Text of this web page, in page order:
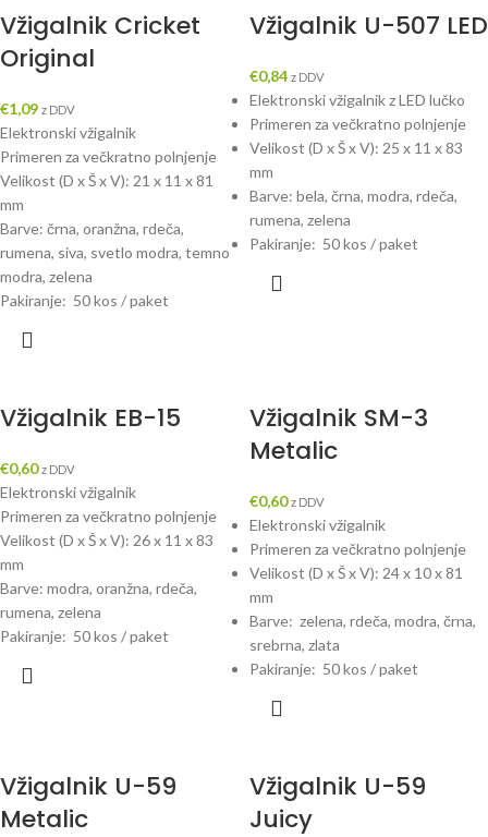
Vžigalnik Cricket
Original
€1,09 z DDV
Elektronski vžigalnik
Primeren za večkratno polnjenje
Velikost (D x Š x V): 21 x 11 x 81
mm
Barve: črna, oranžna, rdeča,
rumena, siva, svetlo modra, temno
modra, zelena
Pakiranje: 50 kos / paket
Vžigalnik U-507 LED
€0,84 z DDV
Elektronski vžigalnik z LED lučko
Primeren za večkratno polnjenje
Velikost (D x Š x V): 25 x 11 x 83
mm
Barve: bela, črna, modra, rdeča,
rumena, zelena
Pakiranje: 50 kos / paket
Vžigalnik EB-15
€0,60 z DDV
Elektronski vžigalnik
Primeren za večkratno polnjenje
Velikost (D x Š x V): 26 x 11 x 83
mm
Barve: modra, oranžna, rdeča,
rumena, zelena
Pakiranje: 50 kos / paket
Vžigalnik SM-3
Metalic
€0,60 z DDV
Elektronski vžigalnik
Primeren za večkratno polnjenje
Velikost (D x Š x V): 24 x 10 x 81
mm
Barve: zelena, rdeča, modra, črna,
srebrna, zlata
Pakiranje: 50 kos / paket
Vžigalnik U-59
Metalic
Vžigalnik U-59
Juicy